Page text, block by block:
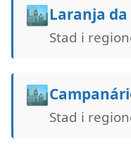
🏙️Laranja da
Stad i
🏙️
Stad i